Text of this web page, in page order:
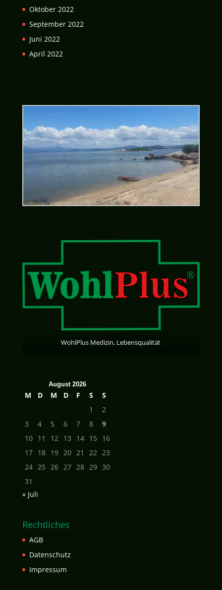
Oktober 2022
September 2022
Juni 2022
April 2022
WohlPlus Medizin, Lebensqualität
August 2026
M D M D F S
S
1
2
3
4 5 6 7 8
9
10 11 12 13 14 15 16
17 18 19 20 21 22
23
24 25 26 27 28 29 30
31
« Juli
Rechtliches
AGB
Datenschutz
Impressum